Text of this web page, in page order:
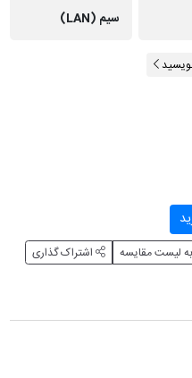
سیم (LAN)
نویسید
لیست مقایسه اشتراک گذاری